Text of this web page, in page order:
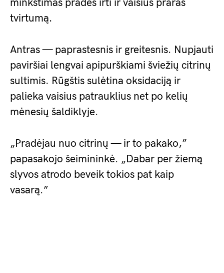
minkštimas pradės irti ir vaisius praras
tvirtumą.
Antras — paprastesnis ir greitesnis. Nupjauti
paviršiai lengvai apipurškiami šviežių citrinų
sultimis. Rūgštis sulėtina oksidaciją ir
palieka vaisius patrauklius net po kelių
mėnesių šaldiklyje.
„Pradėjau nuo citrinų — ir to pakako,”
papasakojo šeimininkė. „Dabar per žiemą
slyvos atrodo beveik tokios pat kaip
vasarą.”